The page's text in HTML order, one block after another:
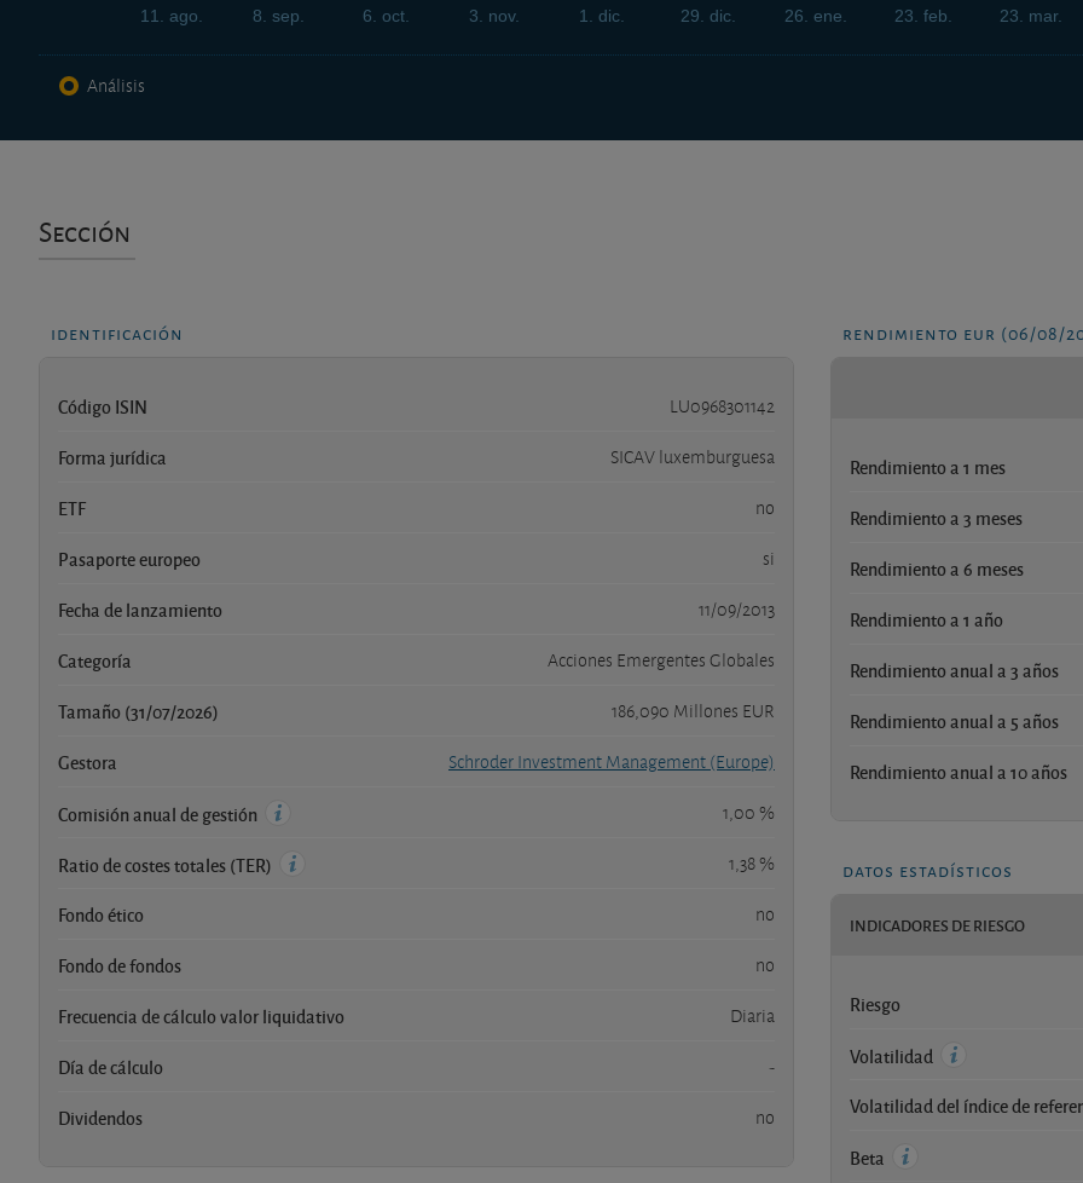
11. ago. 8. sep. 6. oct. 3. nov. 1. dic. 29. dic. 26. ene. 23. feb. 23. mar.
Análisis
Sección
identificación
Código ISIN LU0968301142
Forma jurídica SICAV luxemburguesa
ETF no
Pasaporte europeo si
Fecha de lanzamiento 11/09/2013
Categoría Acciones Emergentes Globales
Tamaño (31/07/2026) 186,090 Millones EUR
Gestora Schroder Investment Management (Europe)
Comisión anual de gestión 1,00 %
Ratio de costes totales (TER) 1,38 %
Fondo ético no
Fondo de fondos no
Frecuencia de cálculo valor liquidativo Diaria
Día de cálculo -
Dividendos no
rendimiento eur (06/08/
Rendimiento a 1 mes
Rendimiento a 3 meses
Rendimiento a 6 meses
Rendimiento a 1 año
Rendimiento anual a 3 años
Rendimiento anual a 5 años
Rendimiento anual a 10 años
datos estadísticos
INDICADORES DE RIESGO
Riesgo
Volatilidad
Volatilidad del índice de
Beta